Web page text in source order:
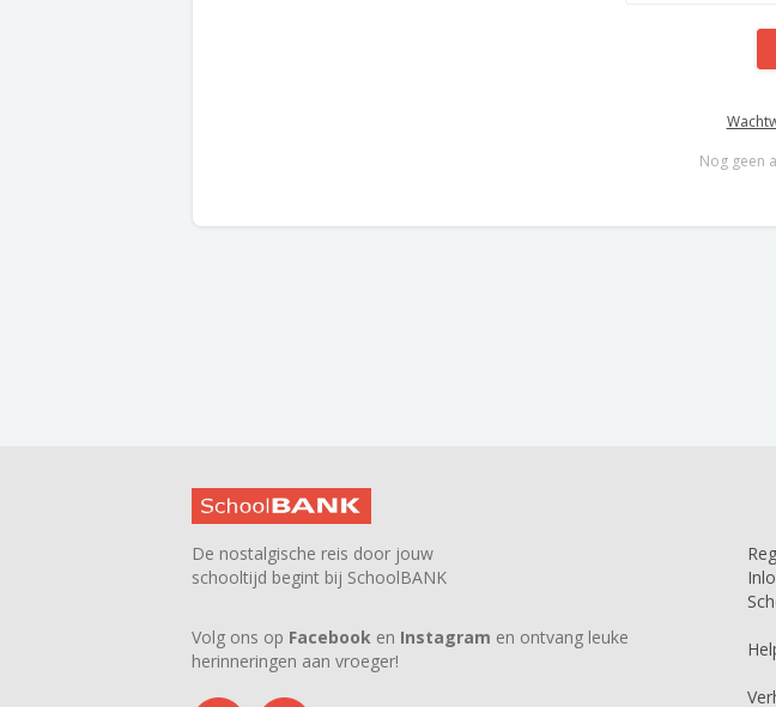
Nog geen
De nostalgische reis door jouw
schooltijd begint bij SchoolBANK
Volg ons op Facebook en Instagram en ontvang leuke
herinneringen aan vroeger!